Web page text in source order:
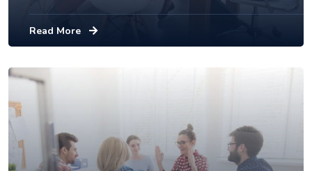
Read More